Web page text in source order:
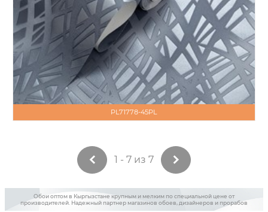
PL71778-45PL
1 - 7 из 7
Обои оптом в Кыргызстане крупным и мелким по специальной цене от
производителей. Надежный партнер магазинов обоев, дизайнеров и прорабов